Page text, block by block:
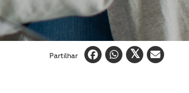
Partilhar